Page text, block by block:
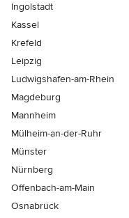
Ingolstadt
Kassel
Krefeld
Leipzig
Ludwigshafen-am-Rhein
Magdeburg
Mannheim
Mülheim-an-der-Ruhr
Münster
Nürnberg
Offenbach-am-Main
Osnabrück